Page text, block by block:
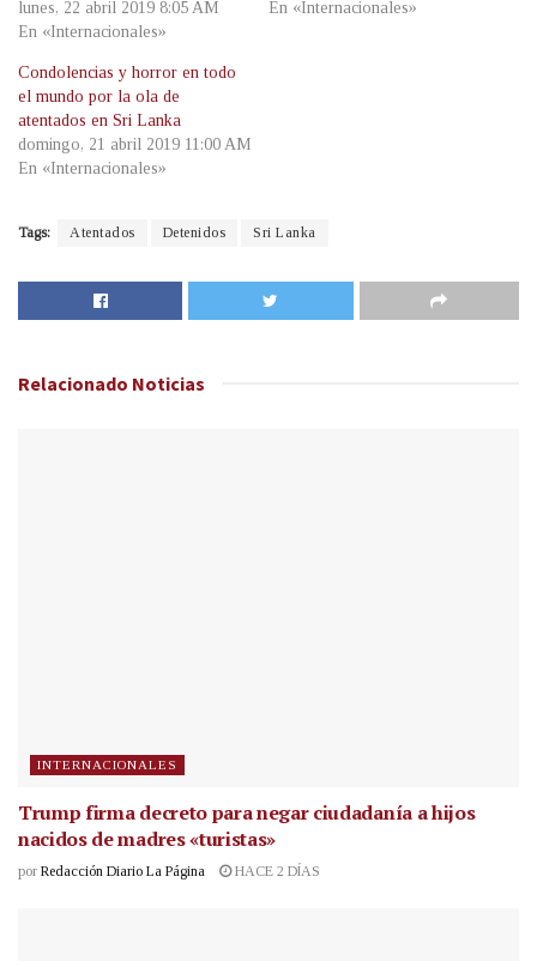
lunes, 22 abril 2019 8:05 AM
En «Internacionales»
En «Internacionales»
Condolencias y horror en todo
el mundo por la ola de
atentados en Sri Lanka
domingo, 21 abril 2019 11:00 AM
En «Internacionales»
Tags: Atentados Detenidos Sri Lanka
Relacionado Noticias
INTERNACIONALES
Trump firma decreto para negar ciudadanía a hijos
nacidos de madres «turistas»
por Redacción Diario La Página HACE 2 DÍAS